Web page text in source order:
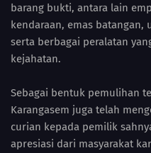
barang bukti, antara lain
kendaraan, emas batangan,
serta berbagai peralatan
kejahatan.
Sebagai bentuk pemulihan
Karangasem juga telah
curian kepada pemilik
apresiasi dari masyarakat